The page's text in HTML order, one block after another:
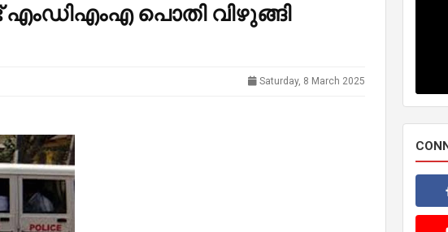
പൊതി വിഴുങ്ങി
Saturday, 8 March 2025